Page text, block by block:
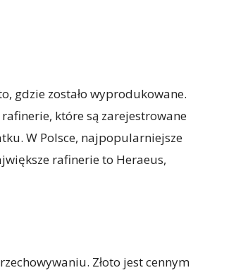
gdzie zostało wyprodukowane.
które są zarejestrowane
W Polsce, najpopularniejsze
rafinerie to Heraeus,
Złoto jest cennym